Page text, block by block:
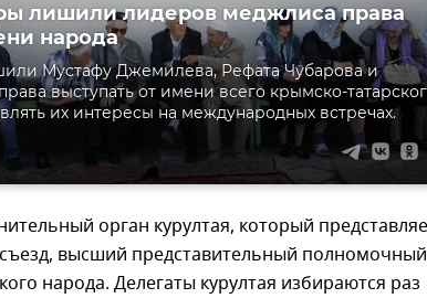
лишили лидеров меджлиса права
народа
Мустафу Джемилева, Рефата Чубарова и
выступать от имени всего крымско-
их интересы на международных встречах.
орган курултая, который
высший представительный полномочный
народа. Делегаты курултая избираются раз